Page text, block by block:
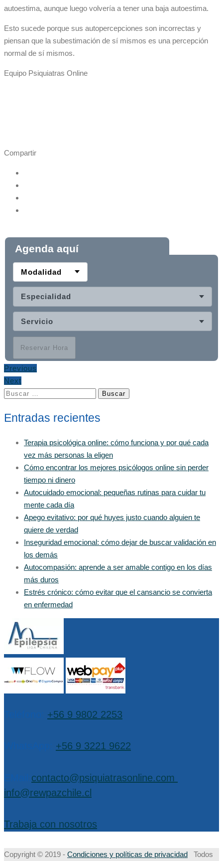
autoestima, aunque luego volvería a tener una baja autoestima.
Esto sucede porque sus autopercepciones son incorrectas y
piensan que la subestimación de sí mismos es una percepción
normal de sí mismos.
Equipo Psiquiatras Online
Compartir
Agenda aquí
Modalidad
Especialidad
Servicio
Reservar Hora
Previous
Next
Buscar:
Entradas recientes
Terapia psicológica online: cómo funciona y por qué cada
vez más personas la eligen
Cómo encontrar los mejores psicólogos online sin perder
tiempo ni dinero
Autocuidado emocional: pequeñas rutinas para cuidar tu
mente cada día
Apego evitativo: por qué huyes justo cuando alguien te
quiere de verdad
Inseguridad emocional: cómo dejar de buscar validación en
los demás
Autocompasión: aprende a ser amable contigo en los días
más duros
Estrés crónico: cómo evitar que el cansancio se convierta
en enfermedad
+56 9 9802 2253
+56 9 3221 9622
contacto@psiquiatrasonline.com
info@rewpazchile.cl
Trabaja con nosotros
Copyright © 2019 - Condiciones y políticas de privacidad Todos